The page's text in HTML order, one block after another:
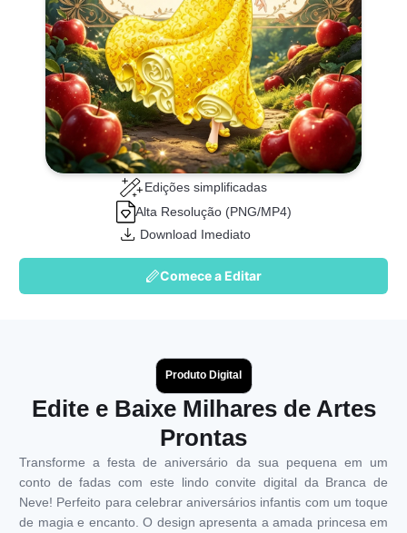
Edições simplificadas
Alta Resolução (PNG/MP4)
Download Imediato
Comece a Editar
Produto Digital
Edite e Baixe Milhares de Artes
Prontas
Transforme a festa de aniversário da sua pequena em um
conto de fadas com este lindo convite digital da Branca de
Neve! Perfeito para celebrar aniversários infantis com um toque
de magia e encanto. O design apresenta a amada princesa em